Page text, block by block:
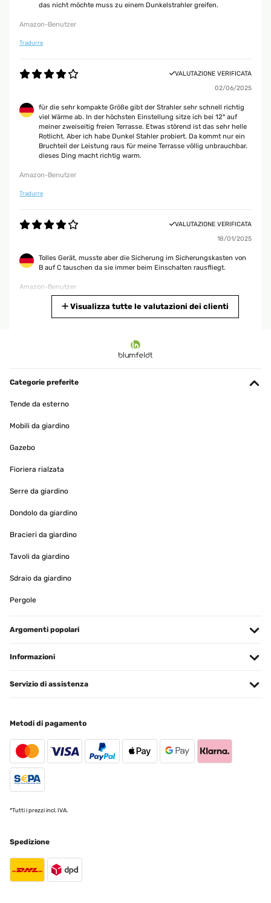
das nicht möchte muss zu einem Dunkelstrahler greifen.
Amazon-Benutzer
Tradurre
VALUTAZIONE VERIFICATA
02/06/2025
für die sehr kompakte Größe gibt der Strahler sehr schnell richtig
viel Wärme ab. In der höchsten Einstellung sitze ich bei 12° auf
meiner zweiseitig freien Terrasse. Etwas störend ist das sehr helle
Rotlicht. Aber ich habe Dunkel Stahler probiert. Da kommt nur ein
Bruchteil der Leistung raus für meine Terrasse völlig unbrauchbar.
dieses Ding macht richtig warm.
Amazon-Benutzer
Tradurre
VALUTAZIONE VERIFICATA
18/01/2025
Tolles Gerät, musste aber die Sicherung im Sicherungskasten von
B auf C tauschen da sie immer beim Einschalten rausfliegt.
Amazon-Benutzer
home geht problemlos.Gut sind die unterschiedlichen Heizstufen
Außenbereich auf der Terrasse.Macht zuverlässig was er soll.
Tradurre
Visualizza tutte le valutazioni dei clienti
Categorie preferite
Tende da esterno
Mobili da giardino
Gazebo
Fioriera rialzata
Serre da giardino
Dondolo da giardino
Bracieri da giardino
Tavoli da giardino
Sdraio da giardino
Pergole
Argomenti popolari
Informazioni
Servizio di assistenza
Metodi di pagamento
*Tutti i prezzi incl. IVA.
Spedizione